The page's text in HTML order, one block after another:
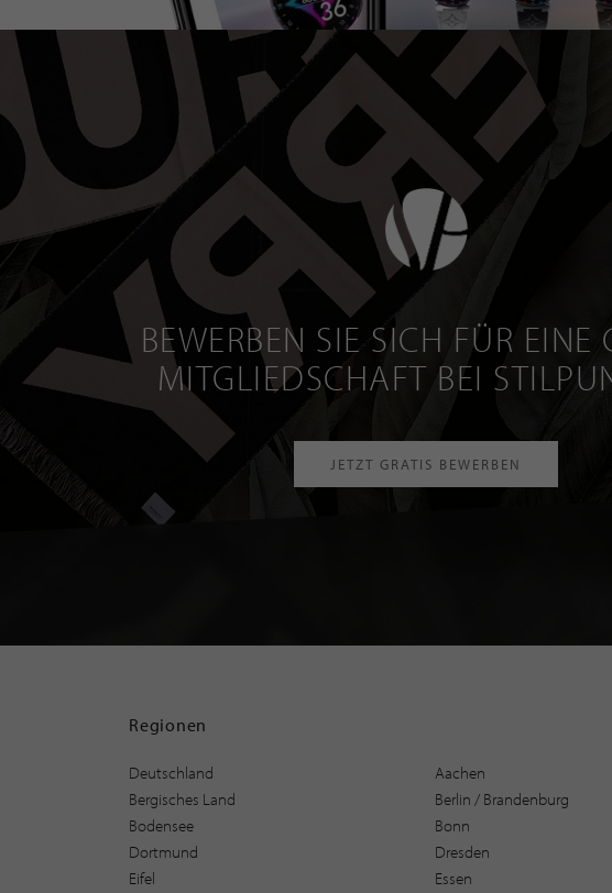
BEWERBEN SIE SICH FÜR EINE
MITGLIEDSCHAFT BEI
JETZT GRATIS BEWERBEN
Regionen
Deutschland Aachen
Bergisches Land
Berlin / Brandenburg
Bodensee
Bonn
Dortmund
Dresden
Eifel
Essen